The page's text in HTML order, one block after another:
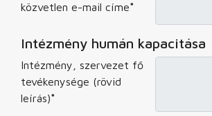
közvetlen e-mail címe*
Intézmény humán kapacitása
Intézmény, szervezet fő
tevékenysége (rövid
leírás)*